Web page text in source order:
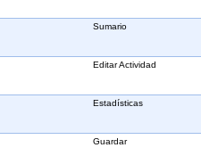
Sumario
Editar Actividad
Estadísticas
Guardar